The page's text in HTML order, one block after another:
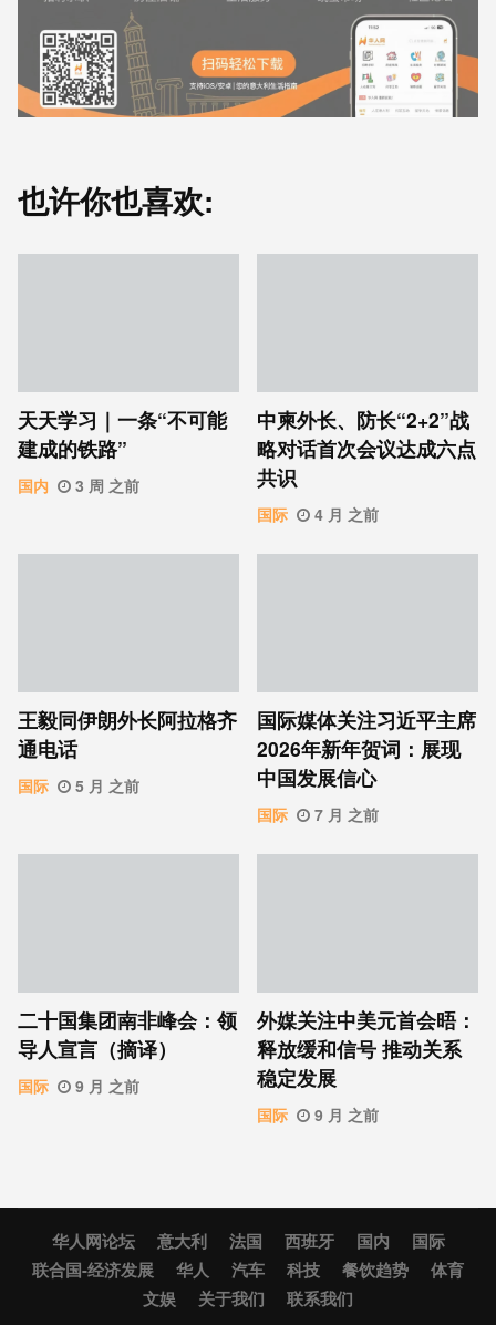
也许你也喜欢:
天天学习｜一条“不可能
建成的铁路”
国内 3 周 之前
中柬外长、防长“2+2”战
略对话首次会议达成六点
共识
国际 4 月 之前
王毅同伊朗外长阿拉格齐
通电话
国际 5 月 之前
国际媒体关注习近平主席
2026年新年贺词：展现
中国发展信心
国际 7 月 之前
二十国集团南非峰会：领
导人宣言（摘译）
国际 9 月 之前
外媒关注中美元首会晤：
释放缓和信号 推动关系
稳定发展
国际 9 月 之前
华人网论坛 意大利 法国 西班牙 国内
国际
联合国-经济发展
华人 汽车 科技 餐饮趋势
体育
文娱
关于我们 联系我们